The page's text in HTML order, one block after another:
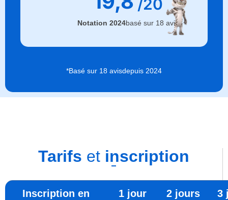
/20
Notation 2024basé sur 18 avis
*Basé sur 18 avisdepuis 2024
Tarifs et inscription
Inscription en
1 jour 2 jours 3